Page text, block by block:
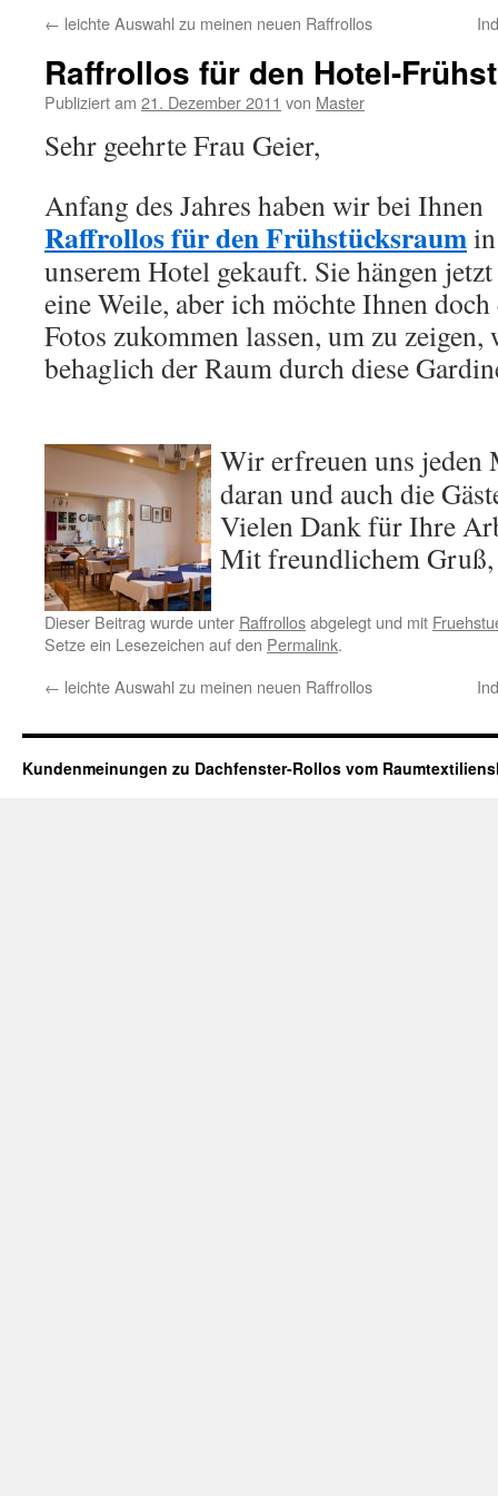
← leichte Auswahl zu meinen neuen Raffrollos
Raffrollos für den Hotel-
Publiziert am 21. Dezember 2011 von Master
Sehr geehrte Frau Geier,
Anfang des Jahres haben wir bei Ihnen
Raffrollos für den Frühstücksraumin
unserem Hotel gekauft. Sie hängen
eine Weile, aber ich möchte Ihnen
Fotos zukommen lassen, um zu zeigen,
behaglich der Raum durch diese
Wir erfreuen uns jeden
daran und auch die
Vielen Dank für Ihre
Mit freundlichem Gruß,
Dieser Beitrag wurde unter Raffrollosabgelegt und mit
Setze ein Lesezeichen auf den Permalink.
← leichte Auswahl zu meinen neuen Raffrollos
Kundenmeinungen zu Dachfenster-Rollos vom